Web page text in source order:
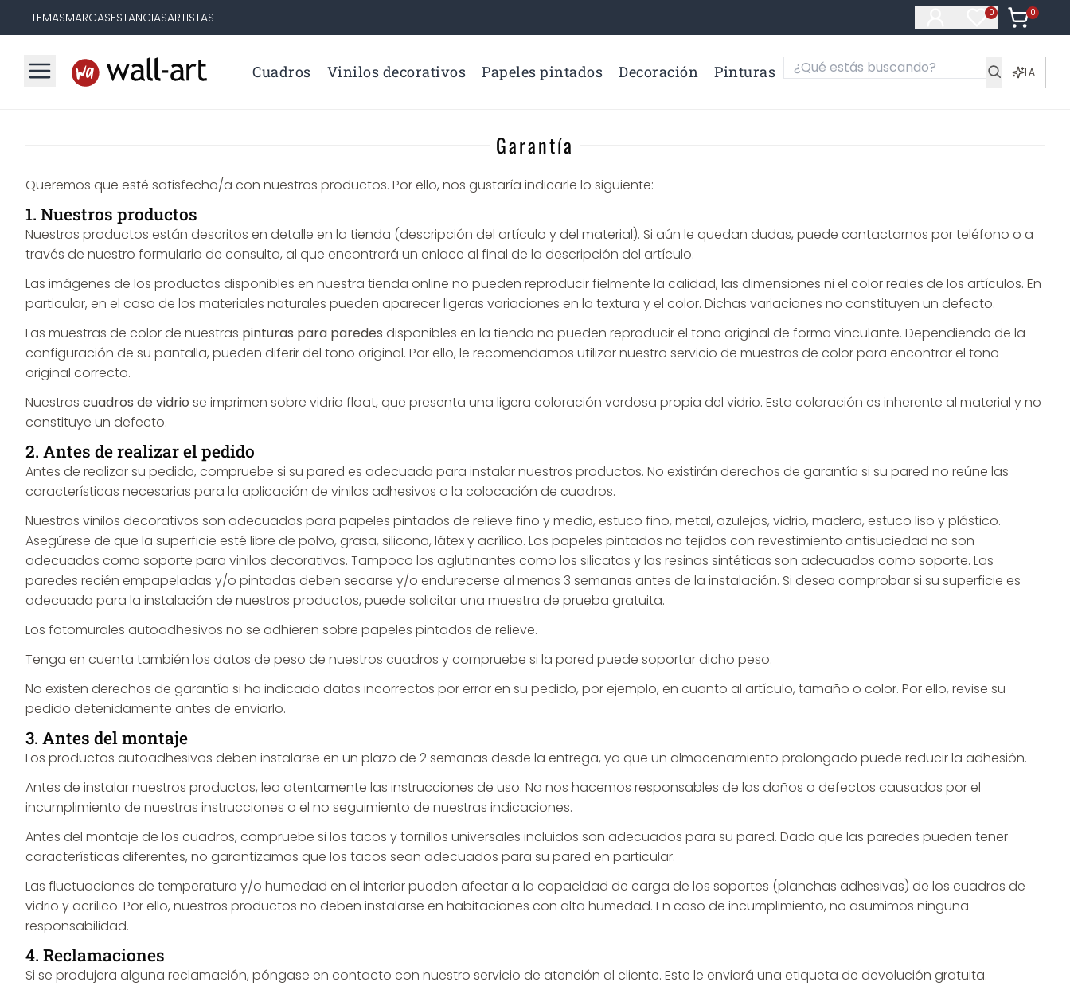
TEMASMARCASESTANCIASARTISTAS 0
Artículos en
0
Artículos
Cuadros Vinilos decorativos Papeles pintados Decoración Pinturas IA
Garantía
Queremos que esté satisfecho/a con nuestros productos. Por ello, nos gustaría indicarle lo siguiente:
1. Nuestros productos
Nuestros productos están descritos en detalle en la tienda (descripción del artículo y del material). Si aún le quedan dudas, puede contactarnos por teléfono o a
través de nuestro formulario de consulta, al que encontrará un enlace al final de la descripción del artículo.
Las imágenes de los productos disponibles en nuestra tienda online no pueden reproducir fielmente la calidad, las dimensiones ni el color reales de los artículos. En
particular, en el caso de los materiales naturales pueden aparecer ligeras variaciones en la textura y el color. Dichas variaciones no constituyen un defecto.
Las muestras de color de nuestras pinturas para paredes disponibles en la tienda no pueden reproducir el tono original de forma vinculante. Dependiendo de la
configuración de su pantalla, pueden diferir del tono original. Por ello, le recomendamos utilizar nuestro servicio de muestras de color para encontrar el tono
original correcto.
Nuestros cuadros de vidrio se imprimen sobre vidrio float, que presenta una ligera coloración verdosa propia del vidrio. Esta coloración es inherente al material y no
constituye un defecto.
2. Antes de realizar el pedido
Antes de realizar su pedido, compruebe si su pared es adecuada para instalar nuestros productos. No existirán derechos de garantía si su pared no reúne las
características necesarias para la aplicación de vinilos adhesivos o la colocación de cuadros.
Nuestros vinilos decorativos son adecuados para papeles pintados de relieve fino y medio, estuco fino, metal, azulejos, vidrio, madera, estuco liso y plástico.
Asegúrese de que la superficie esté libre de polvo, grasa, silicona, látex y acrílico. Los papeles pintados no tejidos con revestimiento antisuciedad no son
adecuados como soporte para vinilos decorativos. Tampoco los aglutinantes como los silicatos y las resinas sintéticas son adecuados como soporte. Las
paredes recién empapeladas y/o pintadas deben secarse y/o endurecerse al menos 3 semanas antes de la instalación. Si desea comprobar si su superficie es
adecuada para la instalación de nuestros productos, puede solicitar una muestra de prueba gratuita.
Los fotomurales autoadhesivos no se adhieren sobre papeles pintados de relieve.
Tenga en cuenta también los datos de peso de nuestros cuadros y compruebe si la pared puede soportar dicho peso.
No existen derechos de garantía si ha indicado datos incorrectos por error en su pedido, por ejemplo, en cuanto al artículo, tamaño o color. Por ello, revise su
pedido detenidamente antes de enviarlo.
3. Antes del montaje
Los productos autoadhesivos deben instalarse en un plazo de 2 semanas desde la entrega, ya que un almacenamiento prolongado puede reducir la adhesión.
Antes de instalar nuestros productos, lea atentamente las instrucciones de uso. No nos hacemos responsables de los daños o defectos causados por el
incumplimiento de nuestras instrucciones o el no seguimiento de nuestras indicaciones.
Antes del montaje de los cuadros, compruebe si los tacos y tornillos universales incluidos son adecuados para su pared. Dado que las paredes pueden tener
características diferentes, no garantizamos que los tacos sean adecuados para su pared en particular.
Las fluctuaciones de temperatura y/o humedad en el interior pueden afectar a la capacidad de carga de los soportes (planchas adhesivas) de los cuadros de
vidrio y acrílico. Por ello, nuestros productos no deben instalarse en habitaciones con alta humedad. En caso de incumplimiento, no asumimos ninguna
responsabilidad.
4. Reclamaciones
Si se produjera alguna reclamación, póngase en contacto con nuestro servicio de atención al cliente. Este le enviará una etiqueta de devolución gratuita.